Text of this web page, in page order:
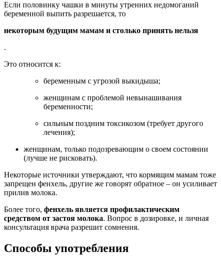
Если половинку чашки в минуты утренних недомоганий
беременной выпить разрешается, то
некоторым будущим мамам и столько принять нельзя
.
Это относится к:
беременным с угрозой выкидыша;
женщинам с проблемой невынашивания
беременности;
сильным поздним токсикозом (требует другого
лечения);
женщинам, только подозревающим о своем состоянии
(лучше не рисковать).
Некоторые источники утверждают, что кормящим мамам тоже
запрещен фенхель, другие же говорят обратное – он усиливает
прилив молока.
Более того, фенхель является профилактическим
средством от застоя молока. Вопрос в дозировке, и личная
консультация врача разрешит сомнения.
Способы употребления